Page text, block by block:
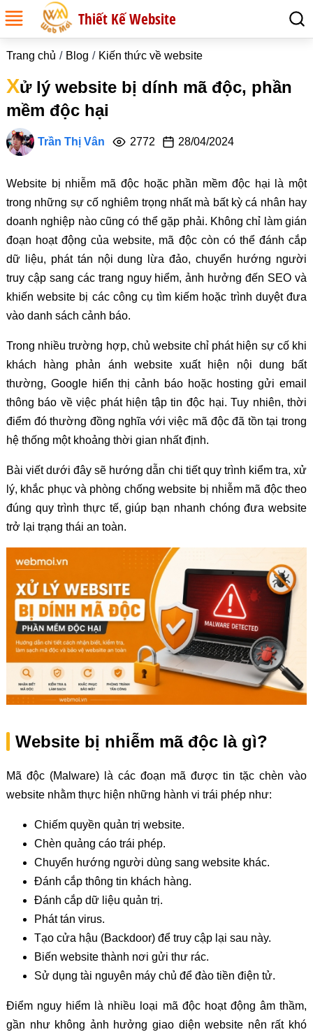
Thiết Kế Website
Trang chủ Blog Kiến thức về website
Xử lý website bị dính mã độc, phần
mềm độc hại
Trần Thị Vân 2772 28/04/2024
Website bị nhiễm mã độc hoặc phần mềm độc hại là một
trong những sự cố nghiêm trọng nhất mà bất kỳ cá nhân hay
doanh nghiệp nào cũng có thể gặp phải. Không chỉ làm gián
đoạn hoạt động của website, mã độc còn có thể đánh cắp
dữ liệu, phát tán nội dung lừa đảo, chuyển hướng người
truy cập sang các trang nguy hiểm, ảnh hưởng đến SEO và
khiến website bị các công cụ tìm kiếm hoặc trình duyệt đưa
vào danh sách cảnh báo.
Trong nhiều trường hợp, chủ website chỉ phát hiện sự cố khi
khách hàng phản ánh website xuất hiện nội dung bất
thường, Google hiển thị cảnh báo hoặc hosting gửi email
thông báo về việc phát hiện tập tin độc hại. Tuy nhiên, thời
điểm đó thường đồng nghĩa với việc mã độc đã tồn tại trong
hệ thống một khoảng thời gian nhất định.
Bài viết dưới đây sẽ hướng dẫn chi tiết quy trình kiểm tra, xử
lý, khắc phục và phòng chống website bị nhiễm mã độc theo
đúng quy trình thực tế, giúp bạn nhanh chóng đưa website
trở lại trạng thái an toàn.
Website bị nhiễm mã độc là gì?
Mã độc (Malware) là các đoạn mã được tin tặc chèn vào
website nhằm thực hiện những hành vi trái phép như:
Chiếm quyền quản trị website.
Chèn quảng cáo trái phép.
Chuyển hướng người dùng sang website khác.
Đánh cắp thông tin khách hàng.
Đánh cắp dữ liệu quản trị.
Phát tán virus.
Tạo cửa hậu (Backdoor) để truy cập lại sau này.
Biến website thành nơi gửi thư rác.
Sử dụng tài nguyên máy chủ để đào tiền điện tử.
Điểm nguy hiểm là nhiều loại mã độc hoạt động âm thầm,
gần như không ảnh hưởng giao diện website nên rất khó